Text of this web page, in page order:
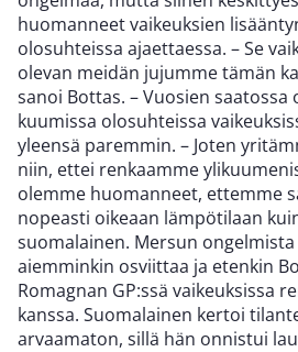
huomanneet vaikeuksien
olosuhteissa ajaettaessa. – Se
olevan meidän jujumme tämän
sanoi Bottas. – Vuosien saatossa
kuumissa olosuhteissa
yleensä paremmin. – Joten
niin, ettei renkaamme
olemme huomanneet, ettemme
nopeasti oikeaan lämpötilaan
suomalainen. Mersun
aiemminkin osviittaa ja etenkin
Romagnan GP:ssä vaikeuksissa
kanssa. Suomalainen kertoi
arvaamaton, sillä hän onnistui